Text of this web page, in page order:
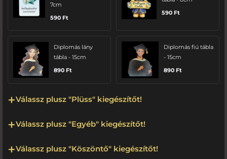
7cm
590 Ft
590 Ft
Diplomás lány
tábla - 15cm
890 Ft
Diplomás fiú tábla
- 15cm
890 Ft
Válassz plusz "Plüss" kiegészítőt!
Válassz plusz "Egyéb" kiegészítőt!
Válassz plusz "Köszöntő" kiegészítőt!